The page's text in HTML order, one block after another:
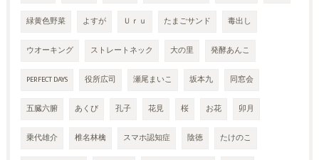
緑黄色野菜 よすが Ｕｒｕ たまごサンド 毒出し
ウオーキング ストレートネック 大の里 発酵あんこ
PERFECT DAYS 役所広司 瀬尾まいこ 坂本九 同窓会
五臓六腑 あくび 孔子 花見 桜 お花 卯月
乗代雄介 椎名林檎 スマホ認知症 陰徳 たけのこ